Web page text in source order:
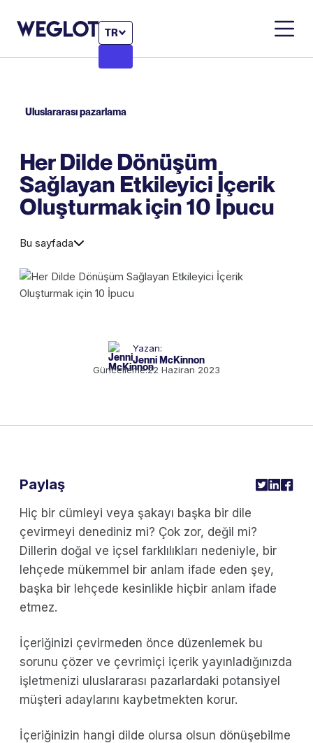
TR
Uluslararası pazarlama
Her Dilde Dönüşüm
Sağlayan Etkileyici İçerik
Oluşturmak için 10 İpucu
Bu sayfada
Yazan:
Jenni McKinnon
Güncelleme:22 Haziran 2023
Hiç bir cümleyi veya şakayı başka bir dile
çevirmeyi denediniz mi? Çok zor, değil mi?
Dillerin doğal ve içsel farklılıkları nedeniyle, bir
lehçede mükemmel bir anlam ifade eden şey,
başka bir lehçede kesinlikle hiçbir anlam ifade
etmez.
İçeriğinizi çevirmeden önce düzenlemek bu
sorunu çözer ve çevrimiçi içerik yayınladığınızda
işletmenizi uluslararası pazarlardaki potansiyel
müşteri adaylarını kaybetmekten korur.
İçeriğinizin hangi dilde olursa olsun dönüşebilme
Paylaş